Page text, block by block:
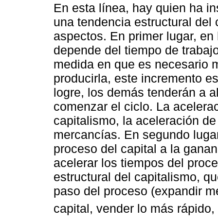
En esta línea, hay quien ha
una tendencia estructural
aspectos. En primer lugar,
depende del tiempo de
medida en que es necesario
producirla, este incremento
logre, los demás tenderán a
comenzar el ciclo. La
capitalismo, la aceleración
mercancías. En segundo
proceso del capital a la
acelerar los tiempos del
estructural del capitalismo,
paso del proceso (expandir
capital, vender lo más rápido,